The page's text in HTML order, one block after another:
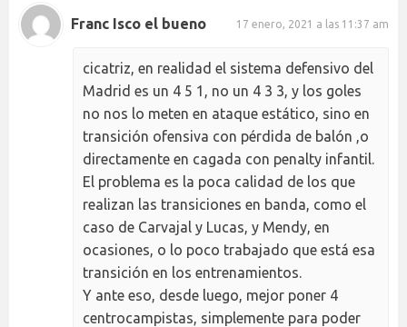
Franc Isco el bueno 17 enero, 2021 a las 11:37 am
cicatriz, en realidad el sistema defensivo del
Madrid es un 4 5 1, no un 4 3 3, y los goles
no nos lo meten en ataque estático, sino en
transición ofensiva con pérdida de balón ,o
directamente en cagada con penalty infantil.
El problema es la poca calidad de los que
realizan las transiciones en banda, como el
caso de Carvajal y Lucas, y Mendy, en
ocasiones, o lo poco trabajado que está esa
transición en los entrenamientos.
Y ante eso, desde luego, mejor poner 4
centrocampistas, simplemente para poder